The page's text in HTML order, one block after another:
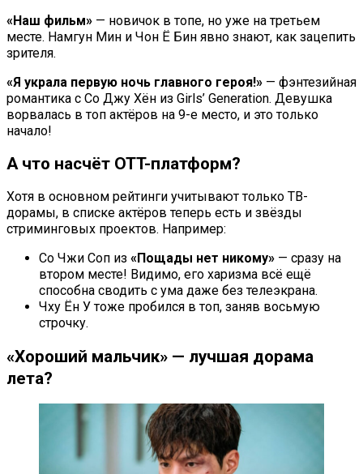
«Наш фильм» — новичок в топе, но уже на третьем
месте. Намгун Мин и Чон Ё Бин явно знают, как зацепить
зрителя.
«Я украла первую ночь главного героя!» — фэнтезийная
романтика с Со Джу Хён из Girls’ Generation. Девушка
ворвалась в топ актёров на 9-е место, и это только
начало!
А что насчёт OTT-платформ?
Хотя в основном рейтинги учитывают только ТВ-
дорамы, в списке актёров теперь есть и звёзды
стриминговых проектов. Например:
Со Чжи Соп из «Пощады нет никому» — сразу на
втором месте! Видимо, его харизма всё ещё
способна сводить с ума даже без телеэкрана.
Чху Ён У тоже пробился в топ, заняв восьмую
строчку.
«Хороший мальчик» — лучшая дорама
лета?